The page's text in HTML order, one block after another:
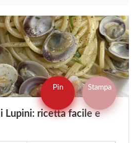
Pin Stampa
Lupini: ricetta facile e